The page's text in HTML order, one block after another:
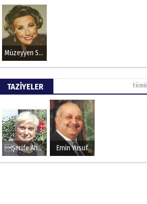
Müzeyyen Senar
TAZİYELER tümü
Şerife Ahmet Emin Yusuf